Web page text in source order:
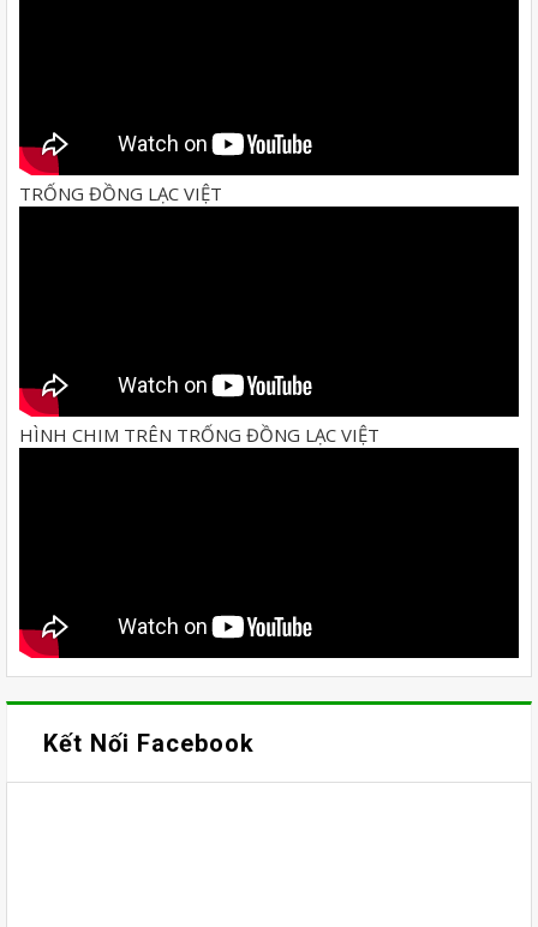
TRỐNG ĐỒNG LẠC VIỆT
HÌNH CHIM TRÊN TRỐNG ĐỒNG LẠC VIỆT
Kết Nối Facebook